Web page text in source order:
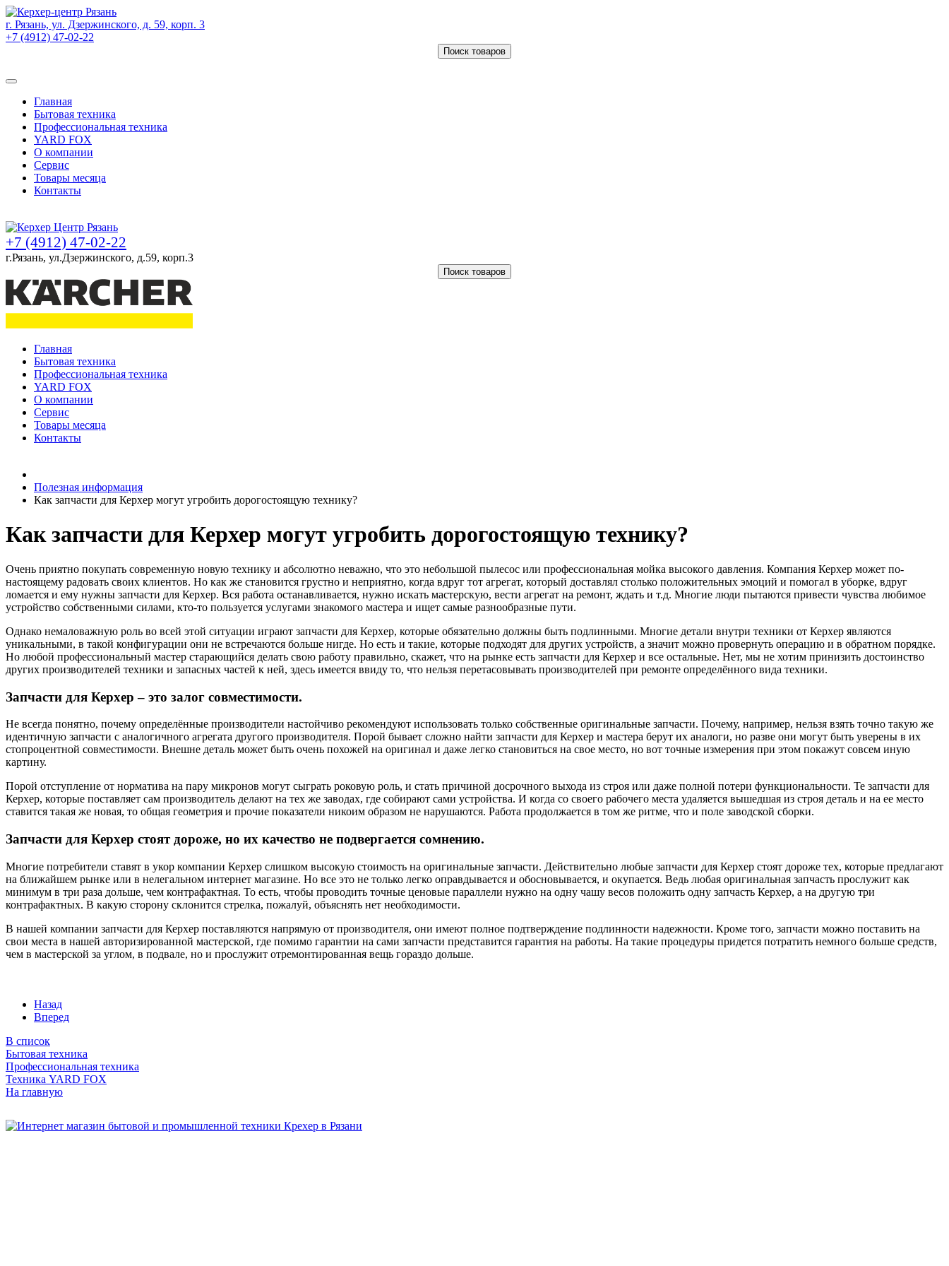
г. Рязань, ул. Дзержинского, д. 59, корп. 3
+7 (4912) 47-02-22
Поиск товаров
Главная
Бытовая техника
Профессиональная техника
YARD FOX
О компании
Сервис
Товары месяца
Контакты
+7 (4912) 47-02-22
г.Рязань, ул.Дзержинского, д.59, корп.3
Поиск товаров
Главная
Бытовая техника
Профессиональная техника
YARD FOX
О компании
Сервис
Товары месяца
Контакты
Полезная информация
Как запчасти для Керхер могут угробить дорогостоящую технику?
Как запчасти для Керхер могут угробить дорогостоящую технику?
Очень приятно покупать современную новую технику и абсолютно неважно, что это небольшой пылесос или профессиональная мойка высокого давления. Компания Керхер может по-
настоящему радовать своих клиентов. Но как же становится грустно и неприятно, когда вдруг тот агрегат, который доставлял столько положительных эмоций и помогал в уборке, вдруг
ломается и ему нужны запчасти для Керхер. Вся работа останавливается, нужно искать мастерскую, вести агрегат на ремонт, ждать и т.д. Многие люди пытаются привести чувства любимое
устройство собственными силами, кто-то пользуется услугами знакомого мастера и ищет самые разнообразные пути.
Однако немаловажную роль во всей этой ситуации играют запчасти для Керхер, которые обязательно должны быть подлинными. Многие детали внутри техники от Керхер являются
уникальными, в такой конфигурации они не встречаются больше нигде. Но есть и такие, которые подходят для других устройств, а значит можно провернуть операцию и в обратном порядке.
Но любой профессиональный мастер старающийся делать свою работу правильно, скажет, что на рынке есть запчасти для Керхер и все остальные. Нет, мы не хотим принизить достоинство
других производителей техники и запасных частей к ней, здесь имеется ввиду то, что нельзя перетасовывать производителей при ремонте определённого вида техники.
Запчасти для Керхер – это залог совместимости.
Не всегда понятно, почему определённые производители настойчиво рекомендуют использовать только собственные оригинальные запчасти. Почему, например, нельзя взять точно такую же
идентичную запчасти с аналогичного агрегата другого производителя. Порой бывает сложно найти запчасти для Керхер и мастера берут их аналоги, но разве они могут быть уверены в их
стопроцентной совместимости. Внешне деталь может быть очень похожей на оригинал и даже легко становиться на свое место, но вот точные измерения при этом покажут совсем иную
картину.
Порой отступление от норматива на пару микронов могут сыграть роковую роль, и стать причиной досрочного выхода из строя или даже полной потери функциональности. Те запчасти для
Керхер, которые поставляет сам производитель делают на тех же заводах, где собирают сами устройства. И когда со своего рабочего места удаляется вышедшая из строя деталь и на ее место
ставится такая же новая, то общая геометрия и прочие показатели никоим образом не нарушаются. Работа продолжается в том же ритме, что и поле заводской сборки.
Запчасти для Керхер стоят дороже, но их качество не подвергается сомнению.
Многие потребители ставят в укор компании Керхер слишком высокую стоимость на оригинальные запчасти. Действительно любые запчасти для Керхер стоят дороже тех, которые предлагают
на ближайшем рынке или в нелегальном интернет магазине. Но все это не только легко оправдывается и обосновывается, и окупается. Ведь любая оригинальная запчасть прослужит как
минимум в три раза дольше, чем контрафактная. То есть, чтобы проводить точные ценовые параллели нужно на одну чашу весов положить одну запчасть Керхер, а на другую три
контрафактных. В какую сторону склонится стрелка, пожалуй, объяснять нет необходимости.
В нашей компании запчасти для Керхер поставляются напрямую от производителя, они имеют полное подтверждение подлинности надежности. Кроме того, запчасти можно поставить на
свои места в нашей авторизированной мастерской, где помимо гарантии на сами запчасти представится гарантия на работы. На такие процедуры придется потратить немного больше средств,
чем в мастерской за углом, в подвале, но и прослужит отремонтированная вещь гораздо дольше.
Назад
Вперед
В список
Бытовая техника
Профессиональная техника
Техника YARD FOX
На главную